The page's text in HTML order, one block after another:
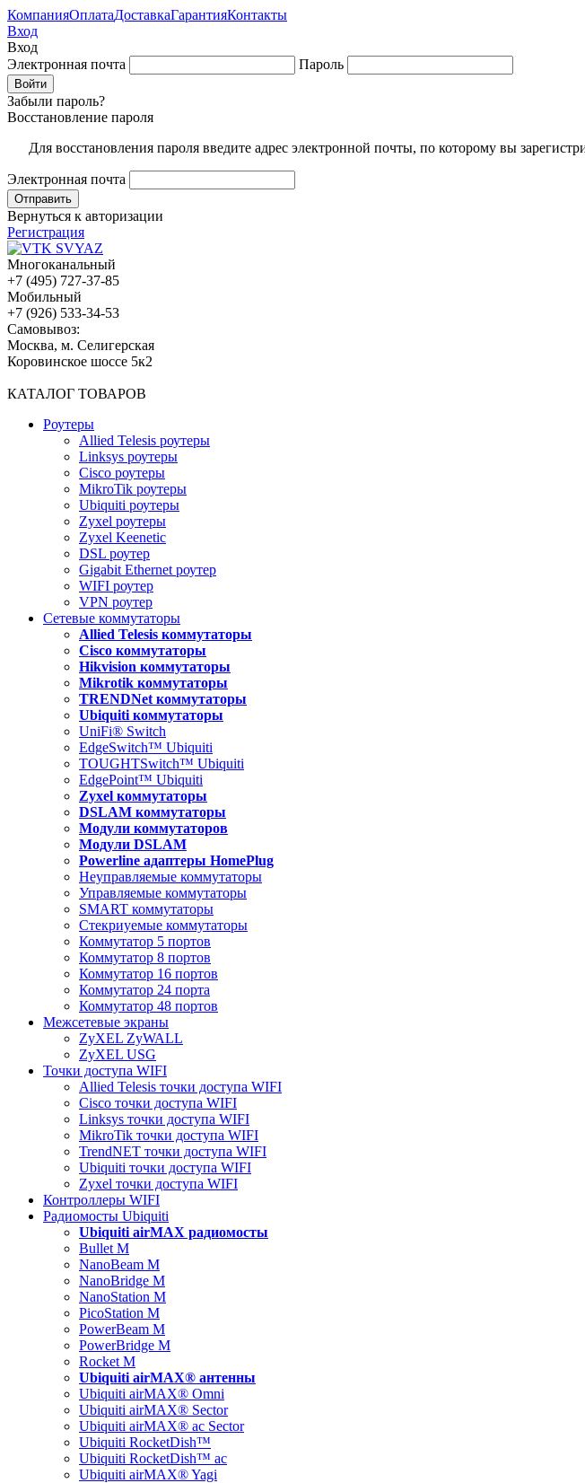
КомпанияОплатаДоставкаГарантияКонтакты
Вход
Вход
Электронная почта
Пароль
Забыли пароль?
Восстановление пароля
Для восстановления пароля введите адрес электронной почты, по которому вы
Электронная почта
Вернуться к авторизации
Регистрация
Многоканальный
+7 (495) 727-37-85
Мобильный
+7 (926) 533-34-53
Cамовывоз:
Москва, м. Селигерская
Коровинское шоссе 5к2
КАТАЛОГ ТОВАРОВ
Роутеры
Allied Telesis роутеры
Linksys роутеры
Cisco роутеры
MikroTik роутеры
Ubiquiti роутеры
Zyxel роутеры
Zyxel Keenetic
DSL роутер
Gigabit Ethernet роутер
WIFI роутер
VPN роутер
Сетевые коммутаторы
Allied Telesis коммутаторы
Cisco коммутаторы
Hikvision коммутаторы
Mikrotik коммутаторы
TRENDNet коммутаторы
Ubiquiti коммутаторы
UniFi® Switch
EdgeSwitch™ Ubiquiti
TOUGHTSwitch™ Ubiquiti
EdgePoint™ Ubiquiti
Zyxel коммутаторы
DSLAM коммутаторы
Модули коммутаторов
Модули DSLAM
Powerline адаптеры HomePlug
Неуправляемые коммутаторы
Управляемые коммутаторы
SMART коммутаторы
Стекриуемые коммутаторы
Коммутатор 5 портов
Коммутатор 8 портов
Коммутатор 16 портов
Коммутатор 24 порта
Коммутатор 48 портов
Межсетевые экраны
ZyXEL ZyWALL
ZyXEL USG
Точки доступа WIFI
Allied Telesis точки доступа WIFI
Cisco точки доступа WIFI
Linksys точки доступа WIFI
MikroTik точки доступа WIFI
TrendNET точки доступа WIFI
Ubiquiti точки доступа WIFI
Zyxel точки доступа WIFI
Контроллеры WIFI
Радиомосты Ubiquiti
Ubiquiti airMAX радиомосты
Bullet M
NanoBeam M
NanoBridge M
NanoStation M
PicoStation M
PowerBeam M
PowerBridge M
Rocket M
Ubiquiti airMAX® антенны
Ubiquiti airMAX® Omni
Ubiquiti airMAX® Sector
Ubiquiti airMAX® ac Sector
Ubiquiti RocketDish™
Ubiquiti RocketDish™ ac
Ubiquiti airMAX® Yagi